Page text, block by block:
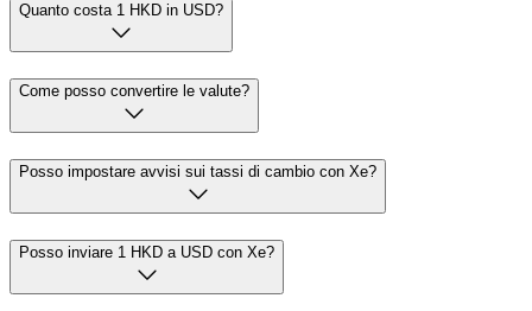
Quanto costa 1 HKD in USD?
Come posso convertire le valute?
Posso impostare avvisi sui tassi di cambio con Xe?
Posso inviare 1 HKD a USD con Xe?